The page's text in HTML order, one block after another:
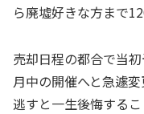
ら廃墟好きな方まで
売却日程の都合で当
月中の開催へと急遽
逃すと一生後悔する